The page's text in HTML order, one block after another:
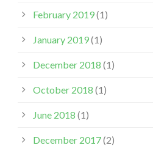
February 2019(1)
January 2019(1)
December 2018 (1)
October 2018 (1)
June 2018 (1)
December 2017(2)